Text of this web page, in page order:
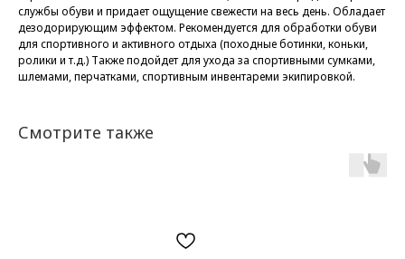
службы обуви и придает ощущение свежести на весь день. Обладает
дезодорирующим эффектом. Рекомендуется для обработки обуви
для спортивного и активного отдыха (походные ботинки, коньки,
ролики и т.д.) Также подойдет для ухода за спортивными сумками,
шлемами, перчатками, спортивным инвентареми экипировкой.
Смотрите также